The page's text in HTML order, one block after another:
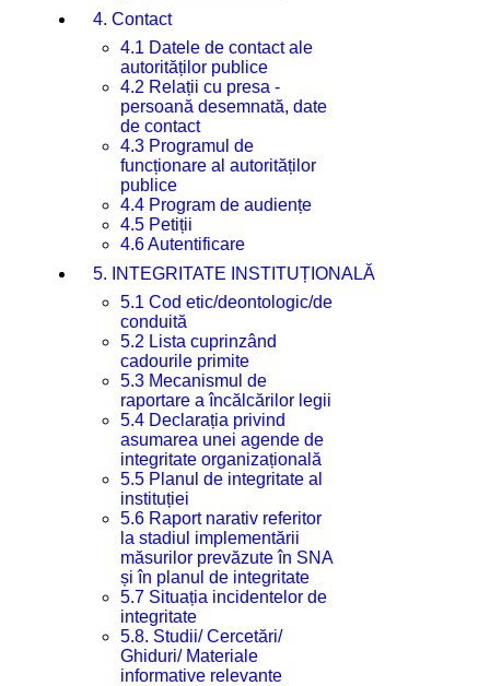
4. Contact
4.1 Datele de contact ale
autorităților publice
4.2 Relații cu presa -
persoană desemnată, date
de contact
4.3 Programul de
funcționare al autorităților
publice
4.4 Program de audiențe
4.5 Petiții
4.6 Autentificare
5. INTEGRITATE INSTITUȚIONALĂ
5.1 Cod etic/deontologic/de
conduită
5.2 Lista cuprinzând
cadourile primite
5.3 Mecanismul de
raportare a încălcărilor legii
5.4 Declarația privind
asumarea unei agende de
integritate organizațională
5.5 Planul de integritate al
instituției
5.6 Raport narativ referitor
la stadiul implementării
măsurilor prevăzute în SNA
și în planul de integritate
5.7 Situația incidentelor de
integritate
5.8. Studii/ Cercetări/
Ghiduri/ Materiale
informative relevante